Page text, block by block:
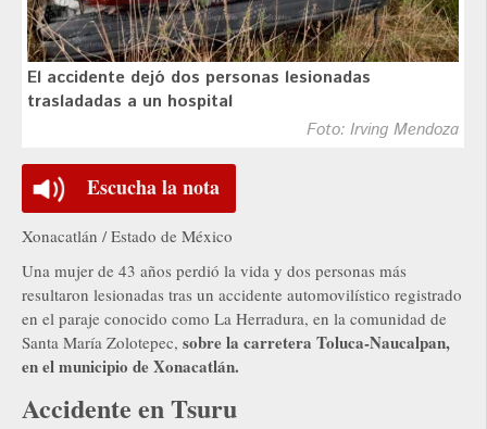
El accidente dejó dos personas lesionadas
trasladadas a un hospital
Foto: Irving Mendoza
Escucha la nota
Xonacatlán / Estado de México
Una mujer de 43 años perdió la vida y dos personas más
resultaron lesionadas tras un accidente automovilístico registrado
en el paraje conocido como La Herradura, en la comunidad de
Santa María Zolotepec, sobre la carretera Toluca-Naucalpan,
en el municipio de Xonacatlán.
Accidente en Tsuru